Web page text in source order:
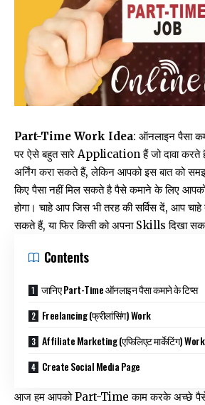
Part-Time Work Idea: ऑनलाइन पैसा
पर ऐसे बहुत सारे Application हैं जो दावा करते
अर्निंग करा सकते हैं, लेकिन आपको इस बात को समझ
किए पैसा नहीं मिल सकते है पैसे कमाने के लिए आपको
होगा। चाहे आप जिस भी तरह की सर्विस दें, आप
सकते हैं, या फिर किसी को अपना Skills दिखा
Contents
जानिए Part-Time ऑनलाइन पैसा कमाने के टिप्स
Freelancing (फ्रीलांसिंग) Work
Affiliate Marketing (एफिलिएट मार्केटिंग) Work
Create Social Media Page
आज हम आपको Part-Time काम करके अच्छे पैसे